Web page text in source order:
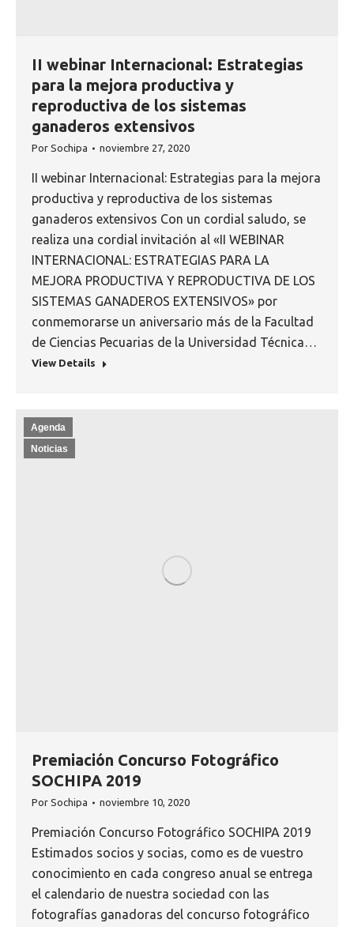
II webinar Internacional: Estrategias
para la mejora productiva y
reproductiva de los sistemas
ganaderos extensivos
Por Sochipa noviembre 27, 2020
II webinar Internacional: Estrategias para la mejora
productiva y reproductiva de los sistemas
ganaderos extensivos Con un cordial saludo, se
realiza una cordial invitación al «II WEBINAR
INTERNACIONAL: ESTRATEGIAS PARA LA
MEJORA PRODUCTIVA Y REPRODUCTIVA DE LOS
SISTEMAS GANADEROS EXTENSIVOS» por
conmemorarse un aniversario más de la Facultad
de Ciencias Pecuarias de la Universidad Técnica…
View Details
Agenda
Noticias
Premiación Concurso Fotográfico
SOCHIPA 2019
Por Sochipa noviembre 10, 2020
Premiación Concurso Fotográfico SOCHIPA 2019
Estimados socios y socias, como es de vuestro
conocimiento en cada congreso anual se entrega
el calendario de nuestra sociedad con las
fotografías ganadoras del concurso fotográfico